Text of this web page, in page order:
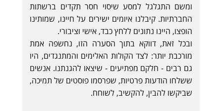
ומשם התגלגל למסע שיסוי חסר תקדים ברשתות
החברתיות. קיבלנו איומים ישירים על חיינו, שמותינו
הופצו, היינו נתונים ללחץ כבד, אישי וציבורי.
ובכל זאת, דווקא בתוך הסערה הזו, נחשפה אמת
מורכבת יותר: לצד הקולות האלימים והמתנגדים, היו
גם רבים - חלקם מפתיעים - שיצאו להגנתנו. אנשים
ששלחו הודעות פרטיות, שפרסמו פוסטים של תמיכה,
שביקשו להבין, להקשיב, לשוחח.